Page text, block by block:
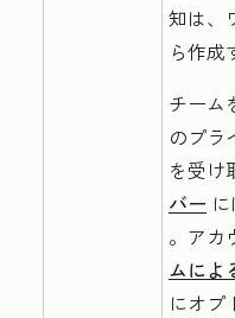
知は、
ら作成
チーム
のプラ
を受け
バー
。アカ
ムによ
にオプ